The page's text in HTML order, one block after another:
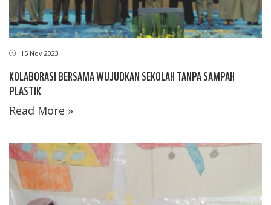
15 Nov 2023
KOLABORASI BERSAMA WUJUDKAN SEKOLAH TANPA SAMPAH
PLASTIK
Read More »